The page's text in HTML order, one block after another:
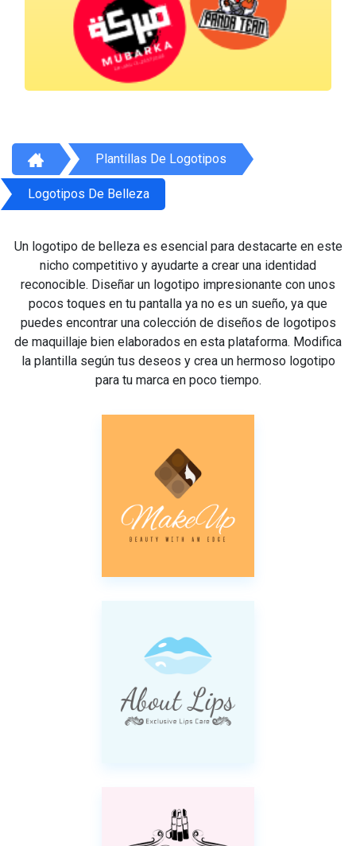
Plantillas De Logotipos
Logotipos De Belleza
Un logotipo de belleza es esencial para destacarte en este
nicho competitivo y ayudarte a crear una identidad
reconocible. Diseñar un logotipo impresionante con unos
pocos toques en tu pantalla ya no es un sueño, ya que
puedes encontrar una colección de diseños de logotipos
de maquillaje bien elaborados en esta plataforma. Modifica
la plantilla según tus deseos y crea un hermoso logotipo
para tu marca en poco tiempo.